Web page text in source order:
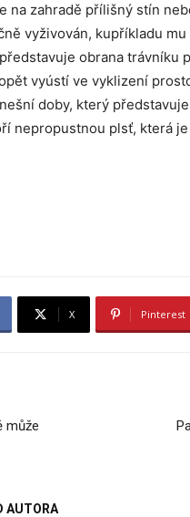
na zahradě přílišný stín
vyživován, kupříkladu
obrana trávníku
vyústí ve vyklizení
doby, který
nepropustnou plsť, která
X Pinterest
může
AUTORA